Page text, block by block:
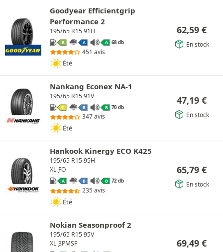
Goodyear Efficientgrip
Performance 2
195/65 R15 91H
B A A 68 db
451 avis
Été
62,59 €
En stock
Nankang Econex NA-1
195/65 R15 91V
C B B 70 db
347 avis
Été
47,19 €
En stock
Hankook Kinergy ECO K425
195/65 R15 95H
XL FO
A B B 72 db
235 avis
Été
65,79 €
En stock
Nokian Seasonproof 2
195/65 R15 95V
XL 3PMSF 69,49 €